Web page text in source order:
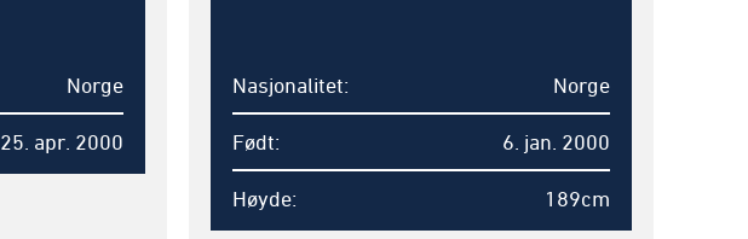
Norge
25. apr. 2000
Nasjonalitet Norge
Født 6. jan. 2000
Høyde 189cm